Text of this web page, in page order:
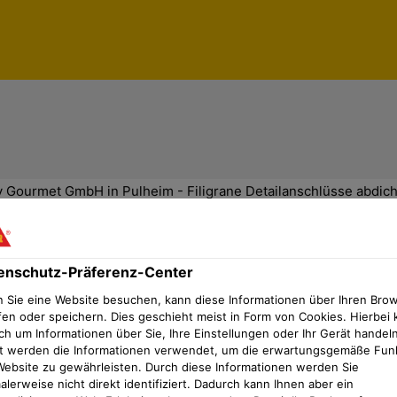
Gourmet GmbH in Pulheim - Filigrane Detailanschlüsse
Pulheim - Filigrane
auf höchste Effizienz beim Kochen ausgerichtet.
zubereiten. Für die Kliniken wie auch die Küchen
der Abdichtung des Bodens an, die für den
Präferenz-Center
Sie eine Website besuchen, kann diese Informationen über Ihren
oder speichern. Dies geschieht meist in Form von Cookies. Hierbei
um Informationen über Sie, Ihre Einstellungen oder Ihr Gerät
werden die Informationen verwendet, um die erwartungsgemäße
zu gewährleisten. Durch diese Informationen werden Sie
nicht direkt identifiziert. Dadurch kann Ihnen aber ein